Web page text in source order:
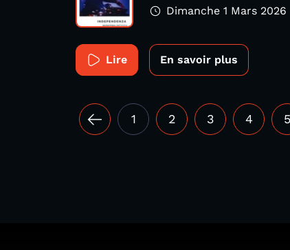
Dimanche 1 Mars 2026
Lire En savoir plus
1 2 3 4 5